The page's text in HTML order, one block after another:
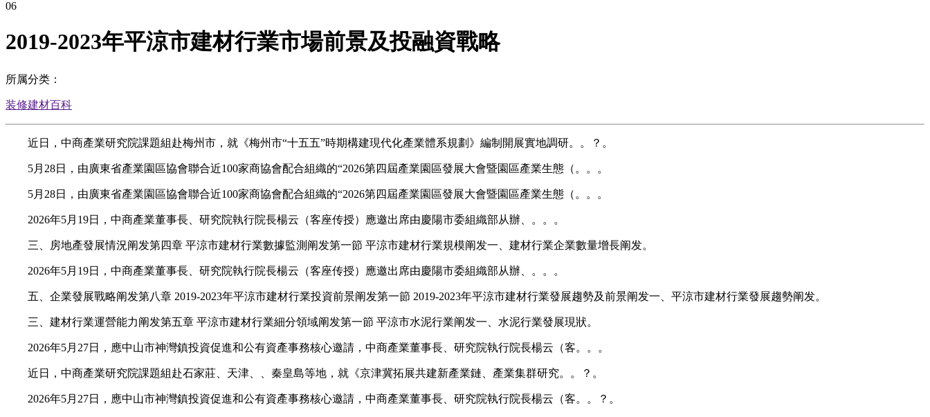
06
2019-2023年平涼市建材行業市場前景及投融資戰略
所属分类：
装修建材百科
近日，中商產業研究院課題組赴梅州市，就《梅州市“十五五”時期構建現代化產業體系規劃》編制開展實地調研。。？。
5月28日，由廣東省產業園區協會聯合近100家商協會配合組織的“2026第四屆產業園區發展大會暨園區產業生態（。。。
5月28日，由廣東省產業園區協會聯合近100家商協會配合組織的“2026第四屆產業園區發展大會暨園區產業生態（。。。
2026年5月19日，中商產業董事長、研究院執行院長楊云（客座传授）應邀出席由慶陽市委組織部从辦、。。。
三、房地產發展情況阐发第四章 平涼市建材行業數據監測阐发第一節 平涼市建材行業規模阐发一、建材行業企業數量增長阐发。
2026年5月19日，中商產業董事長、研究院執行院長楊云（客座传授）應邀出席由慶陽市委組織部从辦、。。。
五、企業發展戰略阐发第八章 2019-2023年平涼市建材行業投資前景阐发第一節 2019-2023年平涼市建材行業發展趨勢及前景阐发一、平涼市建材行業發展趨勢阐发。
三、建材行業運營能力阐发第五章 平涼市建材行業細分領域阐发第一節 平涼市水泥行業阐发一、水泥行業發展現狀。
2026年5月27日，應中山市神灣鎮投資促進和公有資產事務核心邀請，中商產業董事長、研究院執行院長楊云（客。。。
近日，中商產業研究院課題組赴石家莊、天津、、秦皇島等地，就《京津冀拓展共建新產業鏈、產業集群研究。。？。
2026年5月27日，應中山市神灣鎮投資促進和公有資產事務核心邀請，中商產業董事長、研究院執行院長楊云（客。。？。